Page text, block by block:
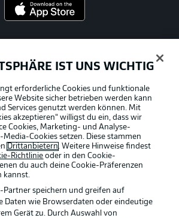
IST UNS WICHTIG
erforderliche Cookies und funktionale
Website sicher betrieben werden kann
Services genutzt werden können. Mit
akzeptieren“ willigst du ein, dass wir
Cookies, Marketing- und Analyse-
Media-Cookies setzen. Diese stammen
Drittanbietern. Weitere Hinweise findest
Richtlinie oder in den Cookie-
du auch deine Cookie-Präferenzen
kannst.
-Partner speichern und greifen auf
Daten wie Browserdaten oder eindeutige
Gerät zu. Durch Auswahl von